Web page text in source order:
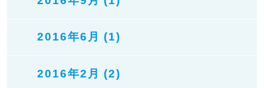
2016年6月 (1)
2016年2月 (2)